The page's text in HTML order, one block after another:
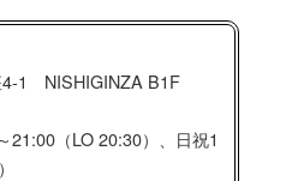
4-1 NISHIGINZA B1F
21:00（LO 20:30）、日祝1